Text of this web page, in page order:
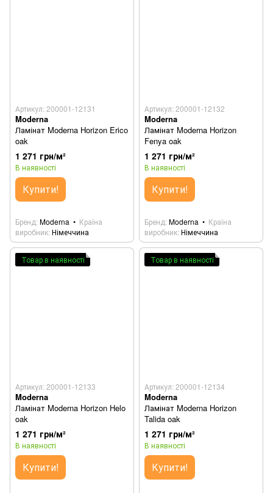
Артикул: 200001-12131
Moderna
Ламінат Moderna Horizon Erico
oak
1 271 грн/м²
В наявності
Купити!
Бренд Moderna
Країна
виробник Німеччина
Артикул: 200001-12132
Moderna
Ламінат Moderna Horizon
Fenya oak
1 271 грн/м²
В наявності
Купити!
Бренд Moderna
Країна
виробник Німеччина
Товар в наявності
Артикул: 200001-12133
Moderna
Ламінат Moderna Horizon Helo
oak
1 271 грн/м²
В наявності
Купити!
Товар в наявності
Артикул: 200001-12134
Moderna
Ламінат Moderna Horizon
Talida oak
1 271 грн/м²
В наявності
Купити!